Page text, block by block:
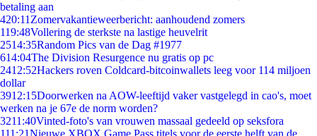
betaling aan
420:11 Zomervakantieweerbericht: aanhoudend zomers
119:48Vollering de sterkste na lastige heuvelrit
2514:35Random Pics van de Dag #1977
614:04The Division Resurgence nu gratis op pc
2412:52Hackers roven Coldcard-bitcoinwallets leeg voor 114 miljoen
dollar
3912:15Doorwerken na AOW-leeftijd vaker vastgelegd in cao's, moet
werken na je 67e de norm worden?
3211:40Vinted-foto's van vrouwen massaal gedeeld op seksfora
111:21Nieuwe XBOX Game Pass titels voor de eerste helft van de